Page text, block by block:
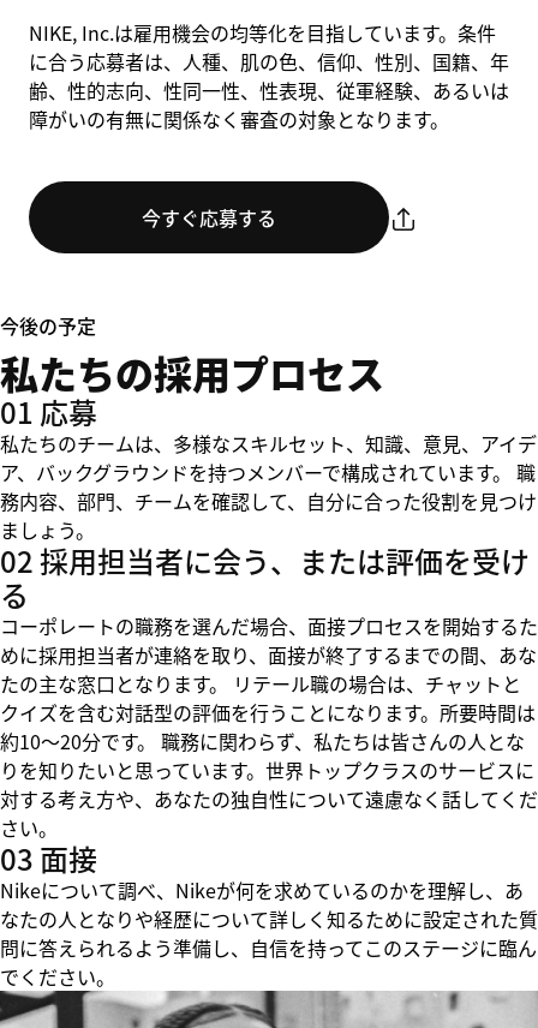
NIKE, Inc.は雇用機会の均等化を目指しています。条件
に合う応募者は、人種、肌の色、信仰、性別、国籍、年
齢、性的志向、性同一性、性表現、従軍経験、あるいは
障がいの有無に関係なく審査の対象となります。
今すぐ応募する
今後の予定
私たちの採用プロセス
01 応募
私たちのチームは、多様なスキルセット、知識、意見、アイデ
ア、バックグラウンドを持つメンバーで構成されています。 職
務内容、部門、チームを確認して、自分に合った役割を見つけ
ましょう。
02 採用担当者に会う、または評価を受け
る
コーポレートの職務を選んだ場合、面接プロセスを開始するた
めに採用担当者が連絡を取り、面接が終了するまでの間、あな
たの主な窓口となります。 リテール職の場合は、チャットと
クイズを含む対話型の評価を行うことになります。所要時間は
約10～20分です。 職務に関わらず、私たちは皆さんの人とな
りを知りたいと思っています。世界トップクラスのサービスに
対する考え方や、あなたの独自性について遠慮なく話してくだ
さい。
03 面接
Nikeについて調べ、Nikeが何を求めているのかを理解し、あ
なたの人となりや経歴について詳しく知るために設定された質
問に答えられるよう準備し、自信を持ってこのステージに臨ん
でください。